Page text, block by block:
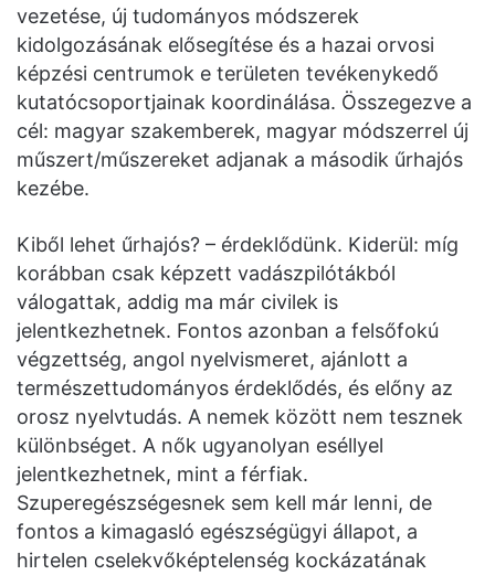
vezetése, új tudományos módszerek
kidolgozásának elősegítése és a hazai orvosi
képzési centrumok e területen tevékenykedő
kutatócsoportjainak koordinálása. Összegezve a
cél: magyar szakemberek, magyar módszerrel új
műszert/műszereket adjanak a második űrhajós
kezébe.
Kiből lehet űrhajós? – érdeklődünk. Kiderül: míg
korábban csak képzett vadászpilótákból
válogattak, addig ma már civilek is
jelentkezhetnek. Fontos azonban a felsőfokú
végzettség, angol nyelvismeret, ajánlott a
természettudományos érdeklődés, és előny az
orosz nyelvtudás. A nemek között nem tesznek
különbséget. A nők ugyanolyan eséllyel
jelentkezhetnek, mint a férfiak.
Szuperegészségesnek sem kell már lenni, de
fontos a kimagasló egészségügyi állapot, a
hirtelen cselekvőképtelenség kockázatának